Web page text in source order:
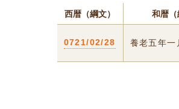
西暦（綱文） 和暦（
0721/02/28 養老五年一